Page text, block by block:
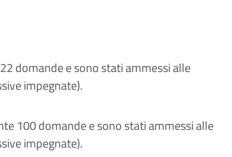
domande e sono stati ammessi alle
impegnate).
100 domande e sono stati ammessi alle
impegnate).